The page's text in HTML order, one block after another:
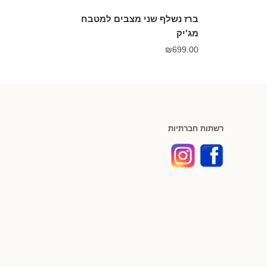
ברז נשלף שני מצבים למטבח
מג'יק
₪699.00
רשתות חברתיות